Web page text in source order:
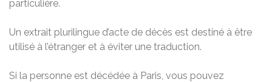
particulière.
Un extrait plurilingue d’acte de décès est destiné à être
utilisé à l’étranger et à éviter une traduction.
Si la personne est décédée à Paris, vous pouvez